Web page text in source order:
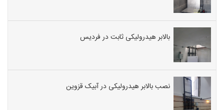
بالابر هیدرولیکی ثابت در فردیس
نصب بالابر هیدرولیکی در آبیک قزوین